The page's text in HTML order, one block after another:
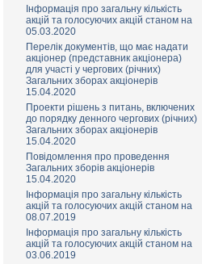
Інформація про загальну кількість
акцій та голосуючих акцій станом на
05.03.2020
Перелік документів, що має надати
акціонер (представник акціонера)
для участі у чергових (річних)
Загальних зборах акціонерів
15.04.2020
Проекти рішень з питань, включених
до порядку денного чергових (річних)
Загальних зборах акціонерів
15.04.2020
Повідомлення про проведення
Загальних зборів акціонерів
15.04.2020
Інформація про загальну кількість
акцій та голосуючих акцій станом на
08.07.2019
Інформація про загальну кількість
акцій та голосуючих акцій станом на
03.06.2019